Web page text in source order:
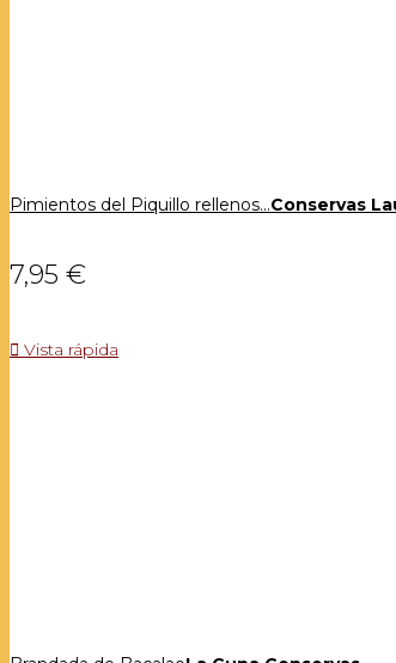
Pimientos del Piquillo rellenos...Conservas
7,95 €
 Vista rápida